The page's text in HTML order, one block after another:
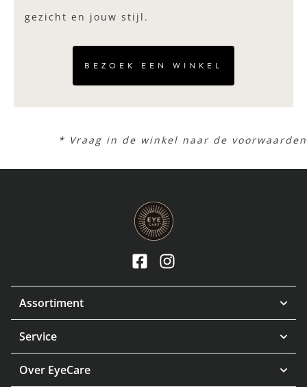
gezicht en jouw stijl.
BEZOEK EEN WINKEL
* Vraag in de winkel naar de voorwaarden
Assortiment
Service
Over EyeCare